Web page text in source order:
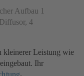
Aufbau 1
4
kleinerer Leistung wie
Ihr
.